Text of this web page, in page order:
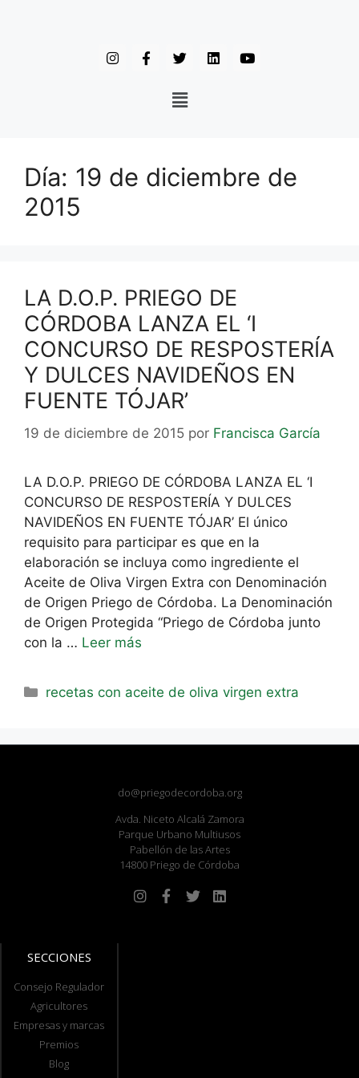
Día: 19 de diciembre de
2015
LA D.O.P. PRIEGO DE
CÓRDOBA LANZA EL ‘I
CONCURSO DE RESPOSTERÍA
Y DULCES NAVIDEÑOS EN
FUENTE TÓJAR’
19 de diciembre de 2015 por Francisca García
LA D.O.P. PRIEGO DE CÓRDOBA LANZA EL ‘I
CONCURSO DE RESPOSTERÍA Y DULCES
NAVIDEÑOS EN FUENTE TÓJAR’ El único
requisito para participar es que en la
elaboración se incluya como ingrediente el
Aceite de Oliva Virgen Extra con Denominación
de Origen Priego de Córdoba. La Denominación
de Origen Protegida “Priego de Córdoba junto
con la … Leer más
recetas con aceite de oliva virgen extra
do@priegodecordoba.org
Avda. Niceto Alcalá Zamora
Parque Urbano Multiusos
Pabellón de las Artes
14800 Priego de Córdoba
SECCIONES
Consejo Regulador
Agricultores
Empresas y marcas
Premios
Blog